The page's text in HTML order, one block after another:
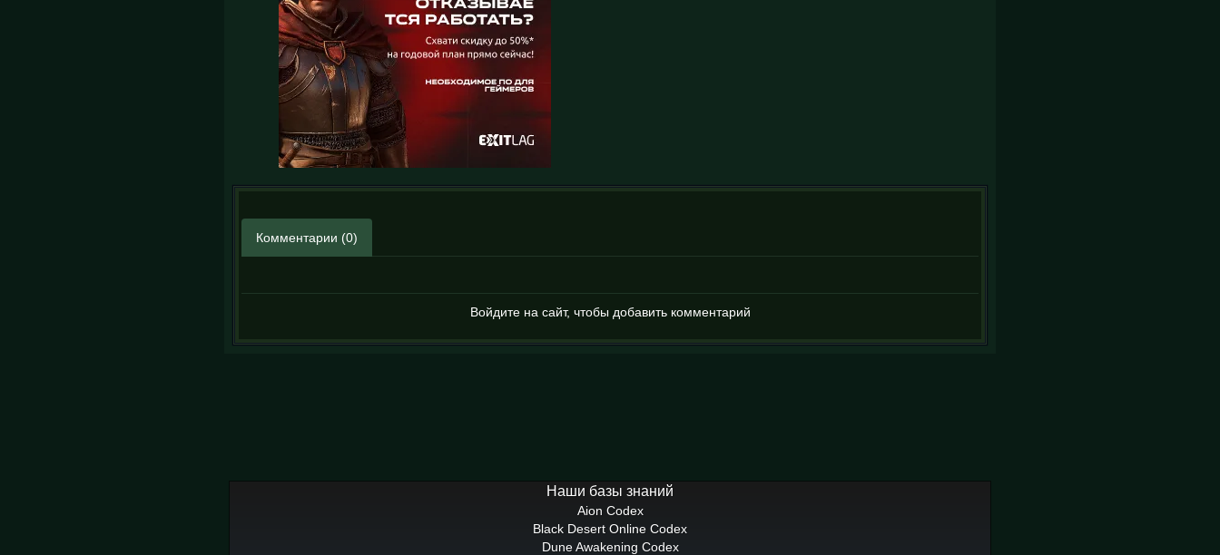
Комментарии (0)
Войдите на сайт, чтобы добавить комментарий
Наши базы знаний
Aion Codex
Black Desert Online Codex
Dune Awakening Codex